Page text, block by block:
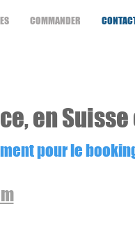
COMMANDER
en Suisse
pour le